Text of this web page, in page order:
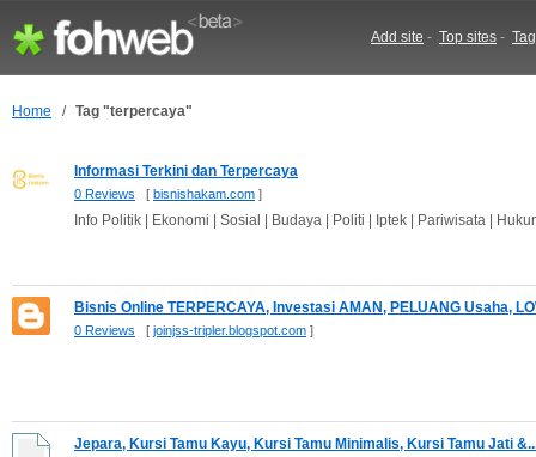
Add site - Top sites -
Home / Tag "terpercaya"
Informasi Terkini dan Terpercaya
0 Reviews [ bisnishakam.com ]
Info Politik | Ekonomi | Sosial | Budaya | Politi | Iptek | Pariwisata |
Bisnis Online TERPERCAYA, Investasi AMAN, PELUANG Usaha,
0 Reviews [ joinjss-tripler.blogspot.com ]
Jepara, Kursi Tamu Kayu, Kursi Tamu Minimalis, Kursi Tamu Jati